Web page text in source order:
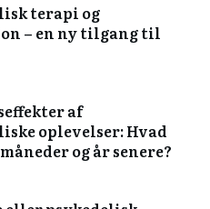
terapi og
– en ny tilgang til
af
oplevelser: Hvad
og år senere?